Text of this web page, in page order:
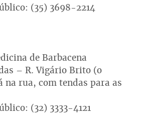
(35) 3698-2214
de Barbacena
– R. Vigário Brito (o
na rua, com tendas para as
(32) 3333-4121